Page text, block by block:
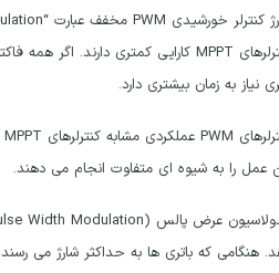
نیاز به زمان بیشتری دارد.
عمل را به شیوه ای متفاوت انجام می دهند.